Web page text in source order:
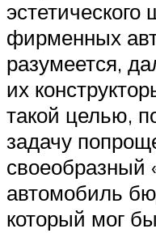
эстетического
фирменных
разумеется,
их
такой целью,
задачу
своеобразный
автомобиль
который мог